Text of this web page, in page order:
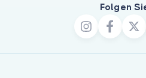
Folgen